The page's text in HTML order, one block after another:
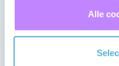
Alle
Blijf op de hoogte